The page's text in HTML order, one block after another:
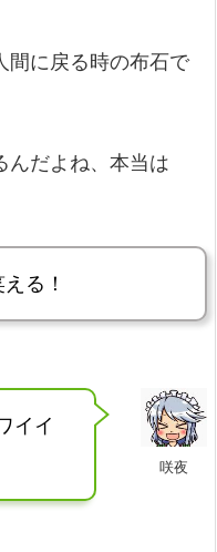
間に戻る時の布石で
んだよね、本当は
る！
咲夜
イイ